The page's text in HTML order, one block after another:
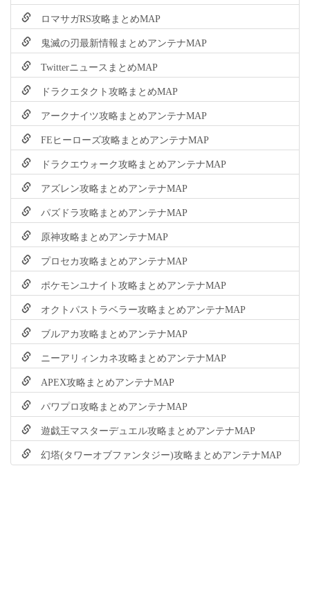
ロマサガRS攻略まとめMAP
鬼滅の刃最新情報まとめアンテナMAP
TwitterニュースまとめMAP
ドラクエタクト攻略まとめMAP
アークナイツ攻略まとめアンテナMAP
FEヒーローズ攻略まとめアンテナMAP
ドラクエウォーク攻略まとめアンテナMAP
アズレン攻略まとめアンテナMAP
パズドラ攻略まとめアンテナMAP
原神攻略まとめアンテナMAP
プロセカ攻略まとめアンテナMAP
ポケモンユナイト攻略まとめアンテナMAP
オクトパストラベラー攻略まとめアンテナMAP
ブルアカ攻略まとめアンテナMAP
ニーアリィンカネ攻略まとめアンテナMAP
APEX攻略まとめアンテナMAP
パワプロ攻略まとめアンテナMAP
遊戯王マスターデュエル攻略まとめアンテナMAP
幻塔(タワーオブファンタジー)攻略まとめアンテナMAP